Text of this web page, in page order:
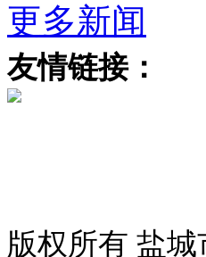
更多新闻
友情链接：
版权所有 盐